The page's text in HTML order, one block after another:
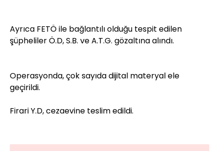
Ayrıca FETÖ ile bağlantılı olduğu tespit edilen
şüpheliler Ö.D, S.B. ve A.T.G. gözaltına alındı.
Operasyonda, çok sayıda dijital materyal ele
geçirildi.
Firari Y.D, cezaevine teslim edildi.